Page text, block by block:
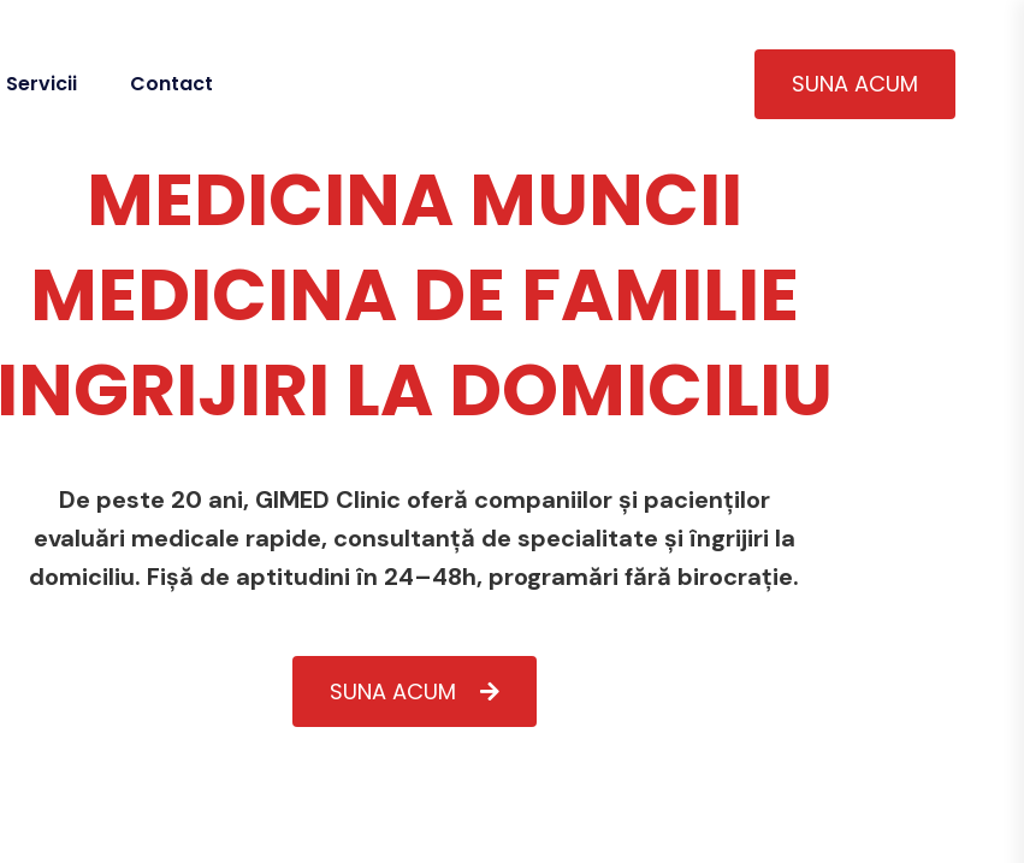
Servicii Contact SUNA ACUM
MEDICINA MUNCII
MEDICINA DE FAMILIE
INGRIJIRI LA DOMICILIU
De peste 20 ani, GIMED Clinic oferă companiilor și pacienților
evaluări medicale rapide, consultanță de specialitate și îngrijiri la
domiciliu. Fișă de aptitudini în 24–48h, programări fără birocrație.
SUNA ACUM